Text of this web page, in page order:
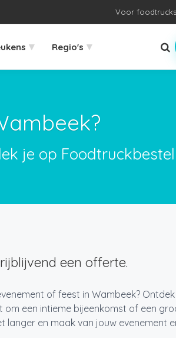
Voor foodtrucks
▾ Regio's ▾
je op
een offerte.
of feest in Wambeek?
een intieme bijeenkomst of een
en maak van jouw evenement